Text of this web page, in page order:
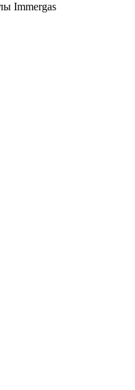
Immergas